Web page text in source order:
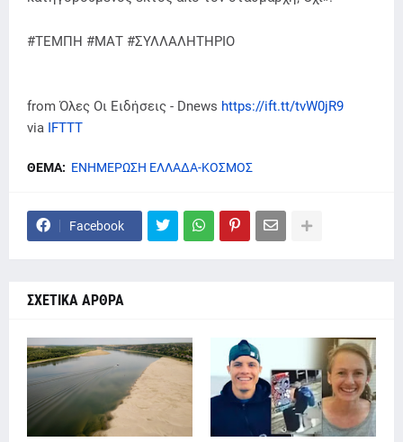
#ΤΕΜΠΗ #ΜΑΤ #ΣΥΛΛΑΛΗΤΗΡΙΟ
from Όλες Οι Ειδήσεις - Dnews https://ift.tt/tvW0jR9
via IFTTT
ΘΕΜΑ: ΕΝΗΜΕΡΩΣΗ ΕΛΛΑΔΑ-ΚΟΣΜΟΣ
Facebook
ΣΧΕΤΙΚΑ ΑΡΘΡΑ